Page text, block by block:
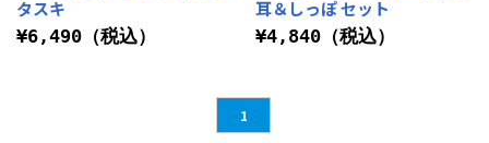
タスキ
¥6,490（税込）
耳＆しっぽ セット
¥4,840（税込）
1